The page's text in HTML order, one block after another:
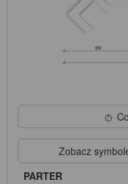
Zobacz
PARTER